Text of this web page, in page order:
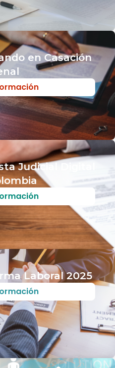
en Casación
Judicial Digital
Laboral 2025